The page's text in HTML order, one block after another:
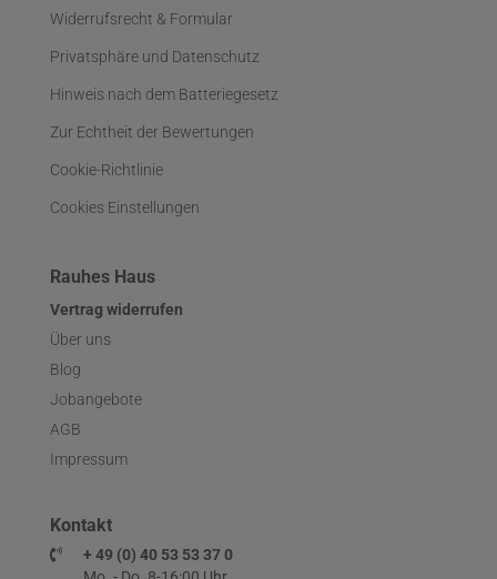
Widerrufsrecht & Formular
Privatsphäre und Datenschutz
Hinweis nach dem Batteriegesetz
Zur Echtheit der Bewertungen
Cookie-Richtlinie
Cookies Einstellungen
Rauhes Haus
Vertrag widerrufen
Über uns
Blog
Jobangebote
AGB
Impressum
Kontakt
+ 49 (0) 40 53 53 37 0